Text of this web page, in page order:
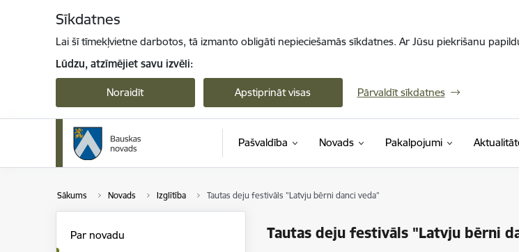
Sīkdatnes
Lai šī tīmekļvietne darbotos, tā izmanto obligāti nepieciešamās sīkdatnes. Ar Jūsu piekrišanu
Lūdzu, atzīmējiet savu izvēli:
Noraidīt Apstiprināt visas Pārvaldīt sīkdatnes
Pašvaldība Novads Pakalpojumi
Sākums Novads Izglītība Tautas deju festivāls "Latvju bērni danci veda”
Tautas deju festivāls "Latvju bērni
Par novadu